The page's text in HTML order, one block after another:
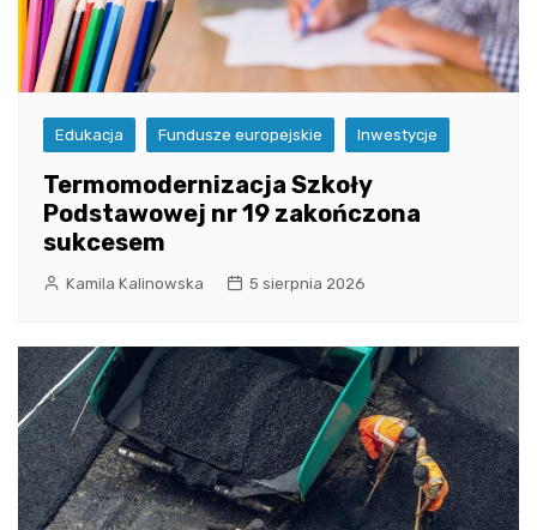
Edukacja Fundusze europejskie Inwestycje
Termomodernizacja Szkoły
Podstawowej nr 19 zakończona
sukcesem
Kamila Kalinowska 5 sierpnia 2026